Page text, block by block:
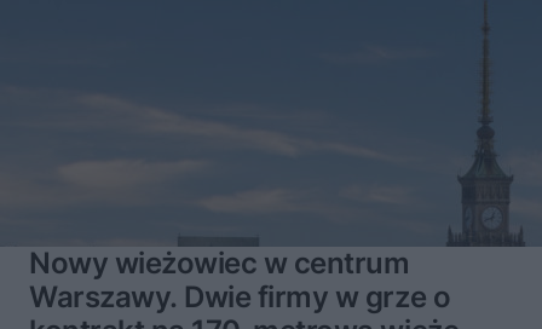
Nowy wieżowiec w centrum
Warszawy. Dwie firmy w grze o